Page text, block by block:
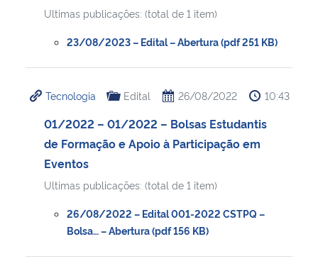
Controladoria-Geral da União
Gabinete de Segurança Institucional
Advocacia-Geral da União
Ultimas publicações: (total de 1 item)
23/08/2023 – Edital – Abertura (pdf 251 KB)
Tecnologia Edital 26/08/2022 10:43
01/2022 – 01/2022 – Bolsas Estudantis
de Formação e Apoio à Participação em
Eventos
Ultimas publicações: (total de 1 item)
26/08/2022 – Edital 001-2022 CSTPQ –
Bolsa… – Abertura (pdf 156 KB)